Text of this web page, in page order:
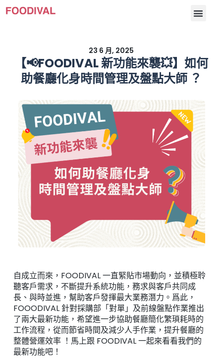
23 6 月, 2025
【📢FOODIVAL 新功能來襲💥】如何
助餐廳化身時間管理及盤點大師 ？
自成立而來，FOODIVAL 一直緊貼市場動向，並積極聆
聽客戶需求，不斷提升系統功能，務求與客戶共同成
長、與時並進，幫助客戶發揮最大業務潛力。爲此，
FOOODIVAL 針對採購部「對單」及前線盤點作業推出
了兩大最新功能，希望進一步協助餐廳簡化繁瑣耗時的
工作流程，從而節省時間及減少人手作業，提升餐廳的
整體營運效率 ！馬上跟 FOODIVAL 一起來看看我們的
最新功能吧！